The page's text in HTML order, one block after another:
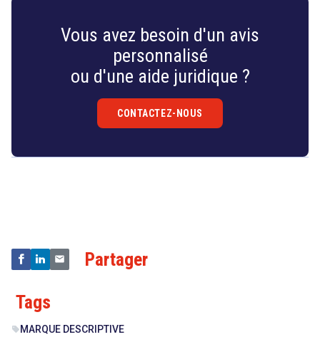
Vous avez besoin d'un avis
personnalisé
ou d'une aide juridique ?
CONTACTEZ-NOUS
Partager
Tags
sell MARQUE DESCRIPTIVE